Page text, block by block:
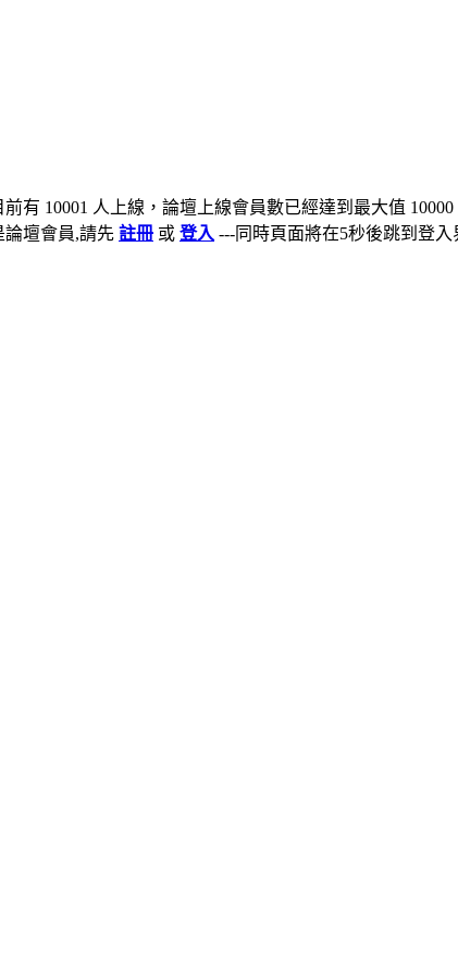
有 10001 人上線，論壇上線會員數已經達到最大值
論壇會員,請先 註冊 或 登入 ---同時頁面將在5秒後跳到登入